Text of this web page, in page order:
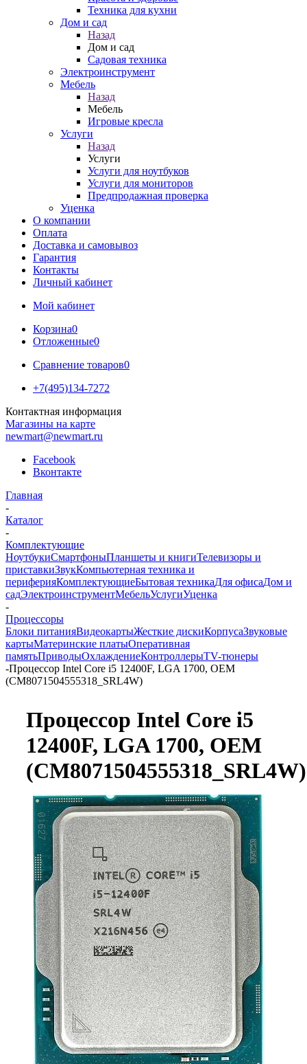
Техника для кухни
Дом и сад
Назад
Дом и сад
Садовая техника
Электроинструмент
Мебель
Назад
Мебель
Игровые кресла
Услуги
Назад
Услуги
Услуги для ноутбуков
Услуги для мониторов
Предпродажная проверка
Уценка
О компании
Оплата
Доставка и самовывоз
Гарантия
Контакты
Личный кабинет
Мой кабинет
Корзина0
Отложенные0
Сравнение товаров0
+7(495)134-7272
Контактная информация
Магазины на карте
newmart@newmart.ru
Facebook
Вконтакте
Главная
-
Каталог
-
Комплектующие
НоутбукиСмартфоныПланшеты и книгиТелевизоры и
приставкиЗвукКомпьютерная техника и
периферияКомплектующиеБытовая техникаДля офисаДом и
садЭлектроинструментМебельУслугиУценка
-
Процессоры
Блоки питанияВидеокартыЖесткие дискиКорпусаЗвуковые
картыМатеринские платыОперативная
памятьПриводыОхлаждениеКонтроллерыTV-тюнеры
-Процессор Intel Core i5 12400F, LGA 1700, OEM
(CM8071504555318_SRL4W)
Процессор Intel Core i5
12400F, LGA 1700, OEM
(CM8071504555318_SRL4W)